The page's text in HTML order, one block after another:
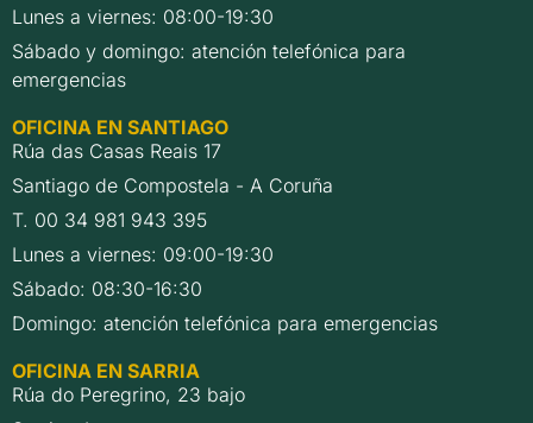
Lunes a viernes: 08:00-19:30
Sábado y domingo: atención telefónica para
emergencias
OFICINA EN SANTIAGO
Rúa das Casas Reais 17
Santiago de Compostela - A Coruña
T. 00 34 981 943 395
Lunes a viernes: 09:00-19:30
Sábado: 08:30-16:30
Domingo: atención telefónica para emergencias
OFICINA EN SARRIA
Rúa do Peregrino, 23 bajo